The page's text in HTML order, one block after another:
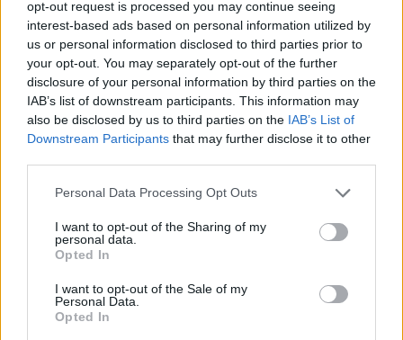
opt-out request is processed you may continue seeing
interest-based ads based on personal information utilized by
us or personal information disclosed to third parties prior to
your opt-out. You may separately opt-out of the further
disclosure of your personal information by third parties on the
IAB’s list of downstream participants. This information may
also be disclosed by us to third parties on the IAB’s List of
Downstream Participants that may further disclose it to other
Personal Data Processing Opt Outs
I want to opt-out of the Sharing of my
personal data.
Opted In
I want to opt-out of the Sale of my
Personal Data.
Opted In
Jordan 16 & Converse Chuck 70 High